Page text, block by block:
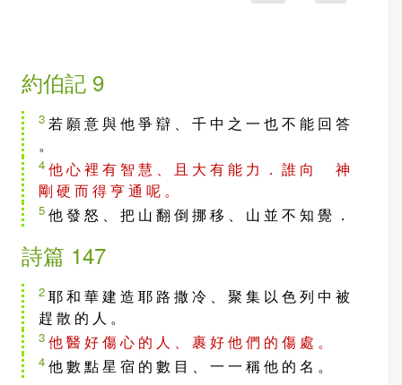
約伯記 9
3 若 願 意 與 他 爭 辯 、 千 中 之 一 也 不 能 回 答
。
4 他 心 裡 有 智 慧 、 且 大 有 能 力 ． 誰 向 神
剛 硬 而 得 亨 通 呢 。
5 他 發 怒 、 把 山 翻 倒 挪 移 、 山 並 不 知 覺 ．
詩篇 147
2 耶 和 華 建 造 耶 路 撒 冷 、 聚 集 以 色 列 中 被
趕 散 的 人 。
3 他 醫 好 傷 心 的 人 、 裹 好 他 們 的 傷 處 。
4 他 數 點 星 宿 的 數 目 、 一 一 稱 他 的 名 。